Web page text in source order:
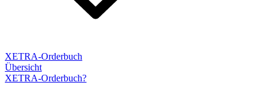
XETRA-Orderbuch
Übersicht
XETRA-Orderbuch?